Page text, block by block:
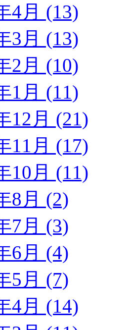
4月 (13)
3月 (13)
2月 (10)
1月 (11)
12月 (21)
11月 (17)
10月 (11)
8月 (2)
7月 (3)
6月 (4)
5月 (7)
4月 (14)